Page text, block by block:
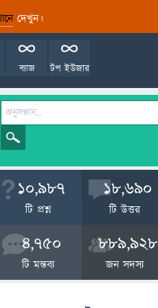
দেখুন।
টপ ইউজার
ব্যাজ
10,987
টি প্রশ্ন
18,690
টি উত্তর
4,750
টি মন্তব্য
889,928
জন সদস্য